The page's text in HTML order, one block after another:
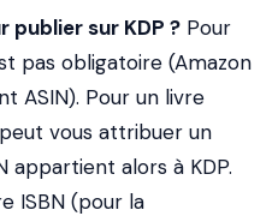
publier sur KDP ? Pour
pas obligatoire (Amazon
ASIN). Pour un livre
vous attribuer un
appartient alors à KDP.
ISBN (pour la